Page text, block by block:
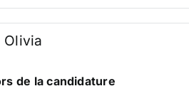
Olivia
de la candidature